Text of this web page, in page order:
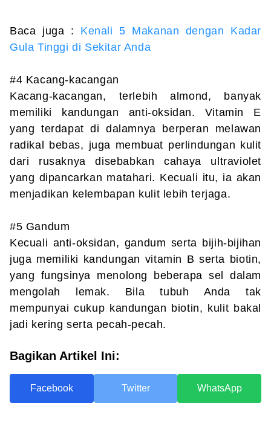
Baca juga : Kenali 5 Makanan dengan Kadar
Gula Tinggi di Sekitar Anda
#4 Kacang-kacangan
Kacang-kacangan, terlebih almond, banyak
memiliki kandungan anti-oksidan. Vitamin E
yang terdapat di dalamnya berperan melawan
radikal bebas, juga membuat perlindungan kulit
dari rusaknya disebabkan cahaya ultraviolet
yang dipancarkan matahari. Kecuali itu, ia akan
menjadikan kelembapan kulit lebih terjaga.
#5 Gandum
Kecuali anti-oksidan, gandum serta bijih-bijihan
juga memiliki kandungan vitamin B serta biotin,
yang fungsinya menolong beberapa sel dalam
mengolah lemak. Bila tubuh Anda tak
mempunyai cukup kandungan biotin, kulit bakal
jadi kering serta pecah-pecah.
Bagikan Artikel Ini:
Facebook Twitter WhatsApp